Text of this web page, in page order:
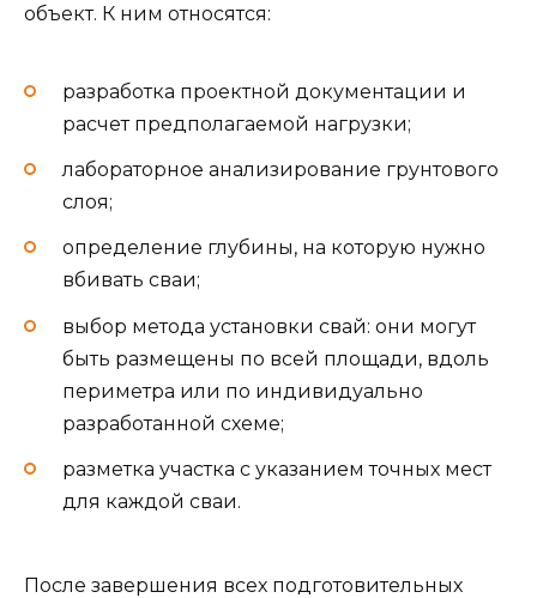
объект. К ним относятся:
разработка проектной документации и
расчет предполагаемой нагрузки;
лабораторное анализирование грунтового
слоя;
определение глубины, на которую нужно
вбивать сваи;
выбор метода установки свай: они могут
быть размещены по всей площади, вдоль
периметра или по индивидуально
разработанной схеме;
разметка участка с указанием точных мест
для каждой сваи.
После завершения всех подготовительных